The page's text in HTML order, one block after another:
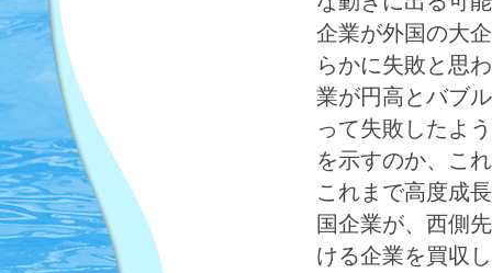
企業が外国の大
らかに失敗と思
業が円高とバブ
って失敗したよ
を示すのか、こ
これまで高度成
国企業が、西側
ける企業を買収